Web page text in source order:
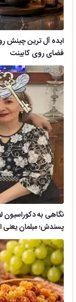
ایده آل ترین چینش
فضای روی کابینت
نگاهی به
پسندش؛ مبلمان یعنی